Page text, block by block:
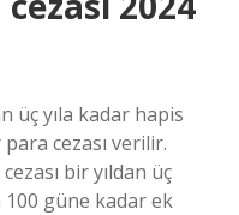
üç yıla kadar hapis
cezası verilir.
bir yıldan üç
100 güne kadar ek